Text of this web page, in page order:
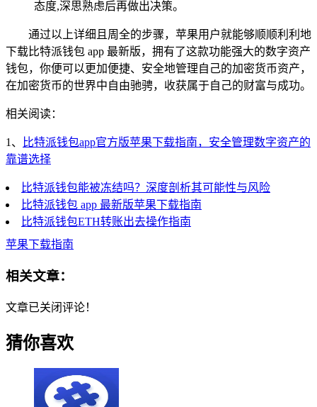
态度,深思熟虑后再做出决策。
通过以上详细且周全的步骤，苹果用户就能够顺顺利利地
下载比特派钱包 app 最新版，拥有了这款功能强大的数字资产
钱包，你便可以更加便捷、安全地管理自己的加密货币资产，
在加密货币的世界中自由驰骋，收获属于自己的财富与成功。
相关阅读：
1、
比特派钱包app官方版苹果下载指南，安全管理数字资产的
靠谱选择
比特派钱包能被冻结吗？深度剖析其可能性与风险
比特派钱包 app 最新版苹果下载指南
比特派钱包ETH转账出去操作指南
苹果下载指南
相关文章：
文章已关闭评论！
猜你喜欢